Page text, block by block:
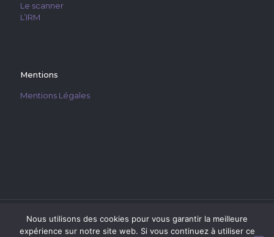
Le scanner
L’IRM
Mentions
Mentions Légales
Nous utilisons des cookies pour vous garantir la meilleure
expérience sur notre site web. Si vous continuez à utiliser ce